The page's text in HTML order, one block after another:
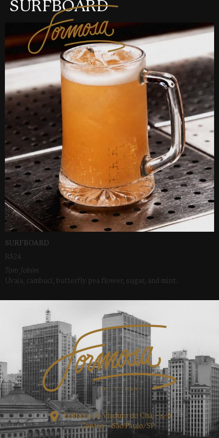
SURFBOARD
SURFBOARD
R$24
Tom Jobim
Uvaia, cambuci, butterfly pea flower, sugar, and mint.
Embaixo do Viaduto do Chá – s/n
Centro – São Paulo/SP